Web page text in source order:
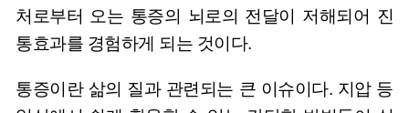
처로부터 오는 통증의 뇌로의 전달이 저해되어 진
통효과를 경험하게 되는 것이다.
통증이란 삶의 질과 관련되는 큰 이슈이다. 지압 등